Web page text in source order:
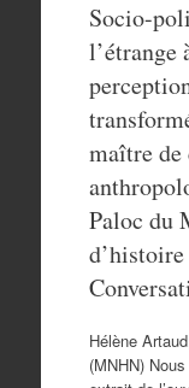
Socio-
l’étrange
maître de
Paloc du
Hélène
(MNHN)